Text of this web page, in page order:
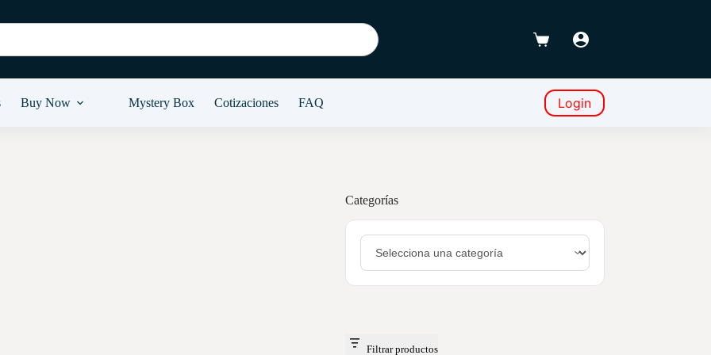
Favoritos
Carro
Buy Now Mystery Box Cotizaciones FAQ Login
Categorías
Filtrar productos